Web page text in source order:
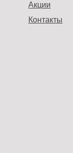
Акции
Контакты